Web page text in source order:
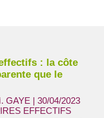
: la côte
que le
GAYE | 30/04/2023
EFFECTIFS